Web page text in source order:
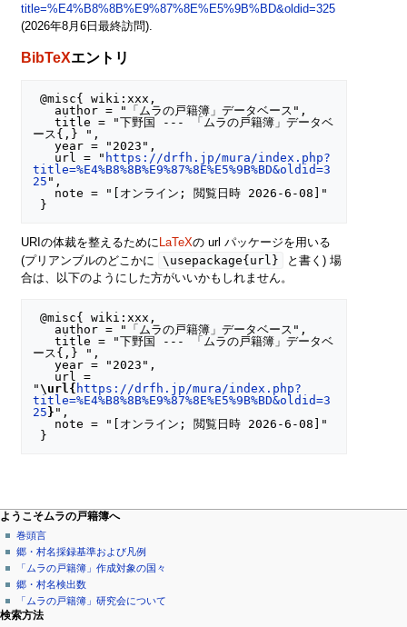
title=%E4%B8%8B%E9%87%8E%E5%9B%BD&oldid=325
(2026年8月6日最終訪問).
BibTeXエントリ
@misc{ wiki:xxx,
   title = "下野国 --- 「ムラの戸籍簿」データベ
ース{,} ",
   year = "2023",
   url = "
https://drfh.jp/mura/index.php?
title=%E4%B8%8B%E9%87%8E%E5%9B%BD&oldid=3
25 ",
URIの体裁を整えるために LaTeXの url パッケージを用いる
(プリアンブルのどこかに
\usepackage{url}
と書く) 場
合は、以下のようにした方がいいかもしれません。
@misc{ wiki:xxx,
   title = "下野国 --- 「ムラの戸籍簿」データベ
ース{,} ",
   year = "2023",
"\url{ https://drfh.jp/mura/index.php?
title=%E4%B8%8B%E9%87%8E%E5%9B%BD&oldid=3
25 } ",
ナ
ビ
ゲ
ー
シ
ページ操作
特
別
ペ
ー
ジ
個人用ツール
ロ
グ
イ
ン
ようこそムラの戸籍簿へ
巻頭言
郷・村名採録基準および凡例
「ムラの戸籍簿」作成対象の国々
郷・村名検出数
「ムラの戸籍簿」研究会について
検索方法